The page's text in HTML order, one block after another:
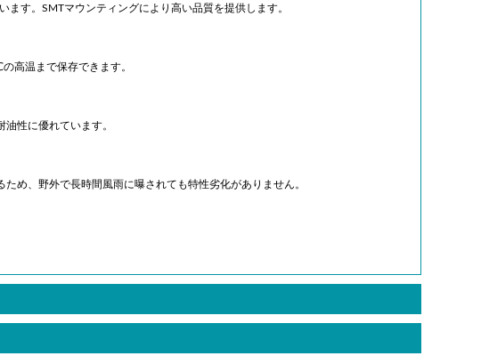
ます。SMTマウンティングにより高い品質を提供します。
高温まで保存できます。
性に優れています。
め、野外で長時間風雨に曝されても特性劣化がありません。